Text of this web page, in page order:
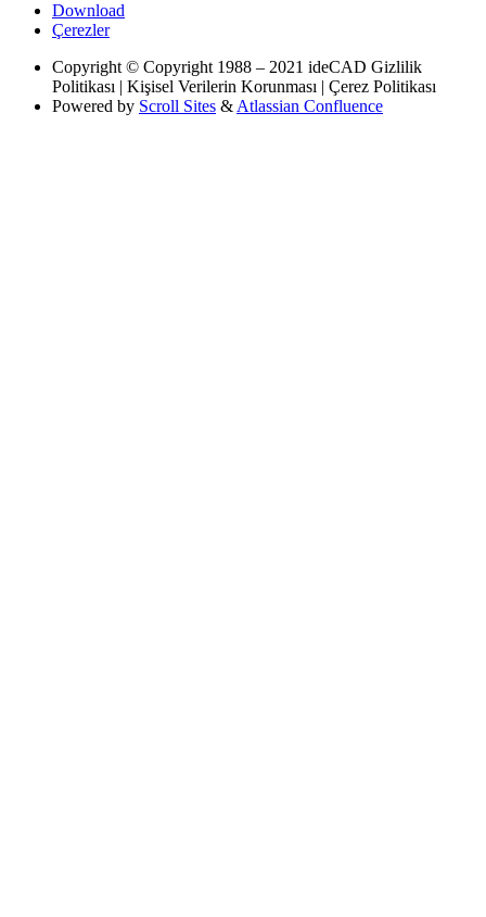
Download
Çerezler
Copyright © Copyright 1988 – 2021 ideCAD Gizlilik
Politikası | Kişisel Verilerin Korunması | Çerez Politikası
Powered by Scroll Sites & Atlassian Confluence